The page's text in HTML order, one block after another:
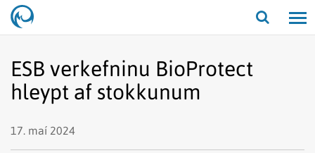
Opna/
ESB verkefninu BioProtect
hleypt af stokkunum
17. maí 2024